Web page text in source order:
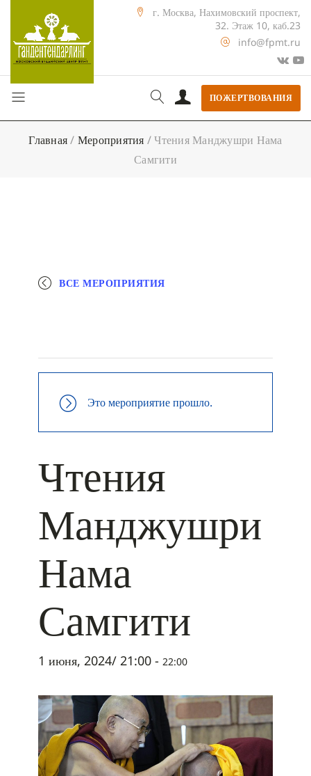
г. Москва, Нахимовский проспект,
32. Этаж 10, каб.23
info@fpmt.ru
ПОЖЕРТВОВАНИЯ
Главная/ Мероприятия /Чтения Манджушри Нама
Самгити
ВСЕ МЕРОПРИЯТИЯ
Это мероприятие прошло.
Чтения
Манджушри
Нама
Самгити
1 июня, 2024/ 21:00 - 22:00